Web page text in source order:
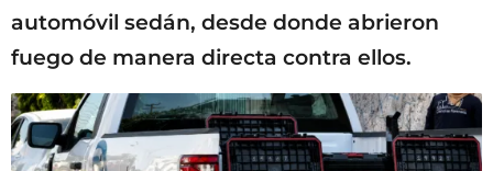
automóvil sedán, desde donde abrieron
fuego de manera directa contra ellos.